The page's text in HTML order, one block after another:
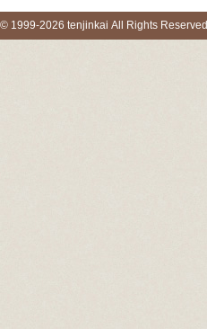
© 1999-2026 tenjinkai All Rights Reserved